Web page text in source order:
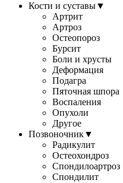
Кости и суставы▼
Артрит
Артроз
Остеопороз
Бурсит
Боли и хрусты
Деформация
Подагра
Пяточная шпора
Воспаления
Опухоли
Другое
Позвоночник▼
Радикулит
Остеохондроз
Спондилоартроз
Спондилит